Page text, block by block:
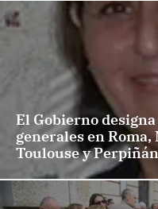
El Gobierno
generales en
Toulouse y Perpiñán